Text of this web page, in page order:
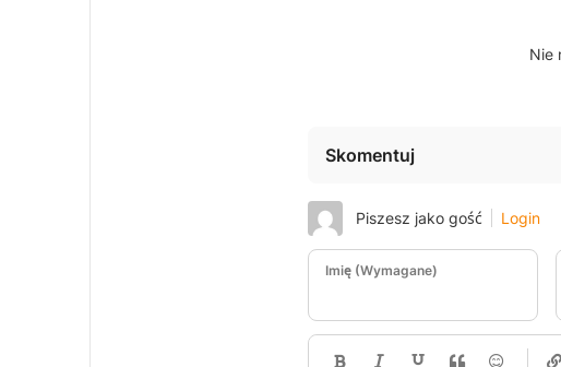
Nie
Skomentuj
Piszesz jako gość Login
Imię (Wymagane)